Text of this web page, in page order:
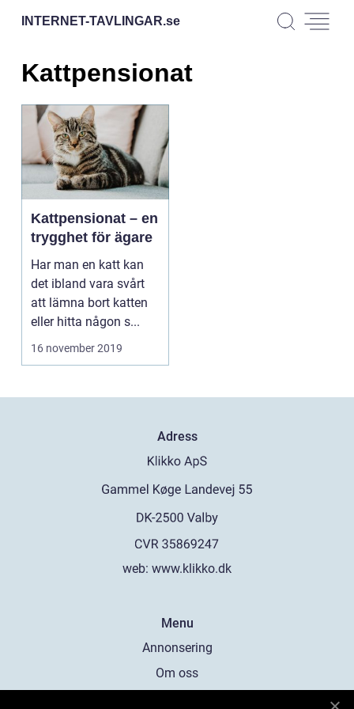
INTERNET-TAVLINGAR.se
Kattpensionat
Kattpensionat – en
trygghet för ägare
Har man en katt kan
det ibland vara svårt
att lämna bort katten
eller hitta någon s...
16 november 2019
Adress
web: www.klikko.dk
Menu
Annonsering
Om oss